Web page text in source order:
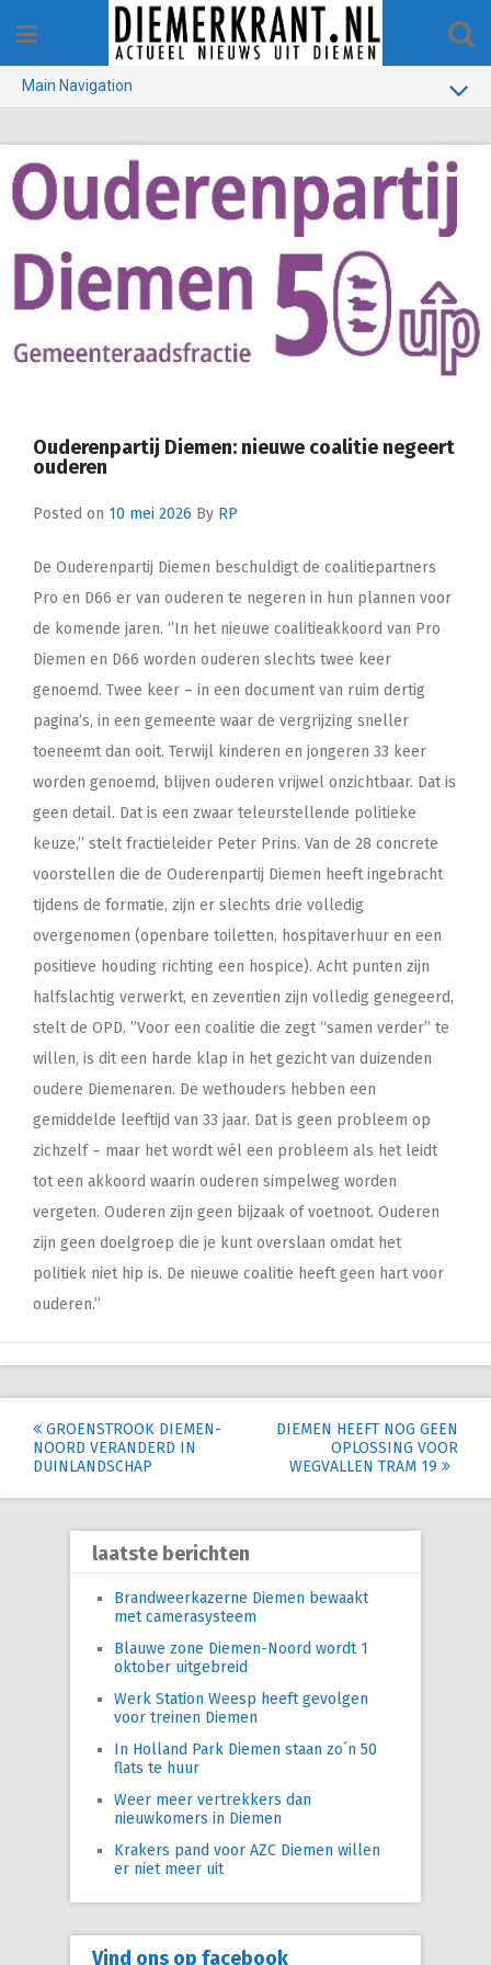
content
Main Navigation
GEMEENTE
1970-1990
VERKIEZINGEN
COLOFON
Ouderenpartij Diemen: nieuwe coalitie negeert
ouderen
Posted on 10 mei 2026 By RP
De Ouderenpartij Diemen beschuldigt de coalitiepartners
Pro en D66 er van ouderen te negeren in hun plannen voor
de komende jaren. ‘’In het nieuwe coalitieakkoord van Pro
Diemen en D66 worden ouderen slechts twee keer
genoemd. Twee keer – in een document van ruim dertig
pagina’s, in een gemeente waar de vergrijzing sneller
toeneemt dan ooit. Terwijl kinderen en jongeren 33 keer
worden genoemd, blijven ouderen vrijwel onzichtbaar. Dat is
geen detail. Dat is een zwaar teleurstellende politieke
keuze,’’ stelt fractieleider Peter Prins. Van de 28 concrete
voorstellen die de Ouderenpartij Diemen heeft ingebracht
tijdens de formatie, zijn er slechts drie volledig
overgenomen (openbare toiletten, hospitaverhuur en een
positieve houding richting een hospice). Acht punten zijn
halfslachtig verwerkt, en zeventien zijn volledig genegeerd,
stelt de OPD. ”Voor een coalitie die zegt “samen verder” te
willen, is dit een harde klap in het gezicht van duizenden
oudere Diemenaren. De wethouders hebben een
gemiddelde leeftijd van 33 jaar. Dat is geen probleem op
zichzelf – maar het wordt wél een probleem als het leidt
tot een akkoord waarin ouderen simpelweg worden
vergeten. Ouderen zijn geen bijzaak of voetnoot. Ouderen
zijn geen doelgroep die je kunt overslaan omdat het
politiek niet hip is. De nieuwe coalitie heeft geen hart voor
ouderen.”
Post
navigation
GROENSTROOK DIEMEN-
NOORD VERANDERD IN
DUINLANDSCHAP
DIEMEN HEEFT NOG GEEN
OPLOSSING VOOR
WEGVALLEN TRAM 19
laatste berichten
Brandweerkazerne Diemen bewaakt
met camerasysteem
Blauwe zone Diemen-Noord wordt 1
oktober uitgebreid
Werk Station Weesp heeft gevolgen
voor treinen Diemen
In Holland Park Diemen staan zo´n 50
flats te huur
Weer meer vertrekkers dan
nieuwkomers in Diemen
Krakers pand voor AZC Diemen willen
er niet meer uit
Vind ons op facebook